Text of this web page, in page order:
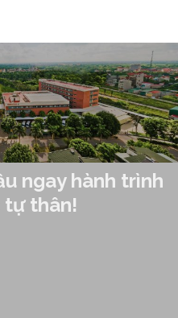
ngay hành trình
thân!